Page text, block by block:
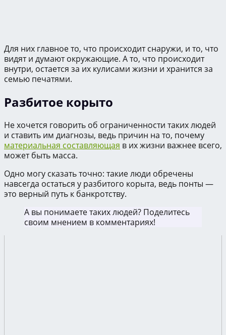
Для них главное то, что происходит снаружи, и то, что
видят и думают окружающие. А то, что происходит
внутри, остается за их кулисами жизни и хранится за
семью печатями.
Разбитое корыто
Не хочется говорить об ограниченности таких людей
и ставить им диагнозы, ведь причин на то, почему
материальная составляющая в их жизни важнее всего,
может быть масса.
Одно могу сказать точно: такие люди обречены
навсегда остаться у разбитого корыта, ведь понты —
это верный путь к банкротству.
А вы понимаете таких людей? Поделитесь
своим мнением в комментариях!